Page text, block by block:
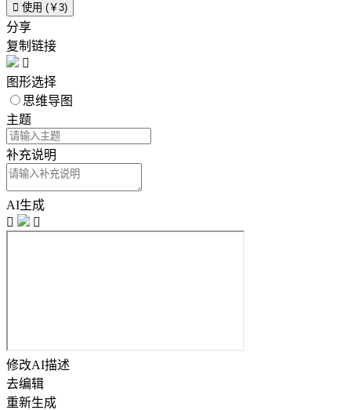
 使用 (￥3)
分享
复制链接

图形选择
思维导图
主题
补充说明
AI生成


修改AI描述
去编辑
重新生成